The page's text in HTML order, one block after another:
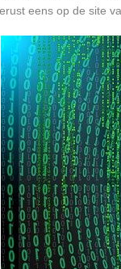
eens op de site